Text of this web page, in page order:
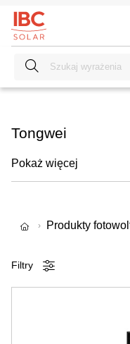
Tongwei
Pokaż więcej
Produkty
Filtry